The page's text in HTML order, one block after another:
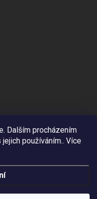
Dalším procházením
používáním.. Více
. Všechna práva vyhrazena.